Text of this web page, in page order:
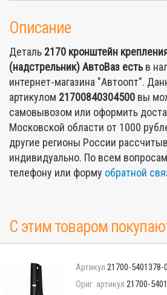
Описание
Деталь 2170 кронштейн
(надстрельник) АвтоВаз естьв
интернет-магазина "Автоопт".
артикулом 21700840304500 вы
самовывозом или оформить
Московской области от 1000
другие регионы России
индивидуально. По всем
телефону или форму обратной
С этим товаром
21700-5401378-
21700-